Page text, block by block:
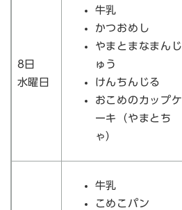
8日
水曜日
牛乳
かつおめし
やまとまなまんじ
ゅう
けんちんじる
おこめのカップケ
ーキ（やまとち
ゃ）
牛乳
こめこパン